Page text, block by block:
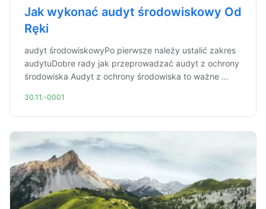
Jak wykonać audyt środowiskowy Od
Ręki
audyt środowiskowyPo pierwsze należy ustalić zakres
audytuDobre rady jak przeprowadzać audyt z ochrony
środowiska Audyt z ochrony środowiska to ważne ...
30.11.-0001